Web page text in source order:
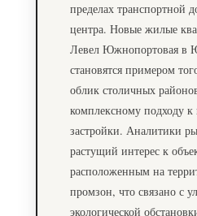
пределах транспортной
центра. Новые жилые
Левел Южнопортовая в
становятся примером
облик столичных
комплексному подходу
застройки. Аналитики
растущий интерес к
расположенным на
промзон, что связано с
экологической